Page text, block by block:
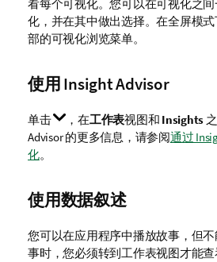
看每个可视化。您可以在可视化之
化，并在其中做出选择。在全屏模
部的可视化浏览菜单。
使用 Insight Advisor
单击 ，在工作表视图和 Insights
Advisor 的更多信息，请参阅通过
化。
使用数据叙述
您可以在应用程序中播放故事，但
事时，您必须转到工作表视图才能